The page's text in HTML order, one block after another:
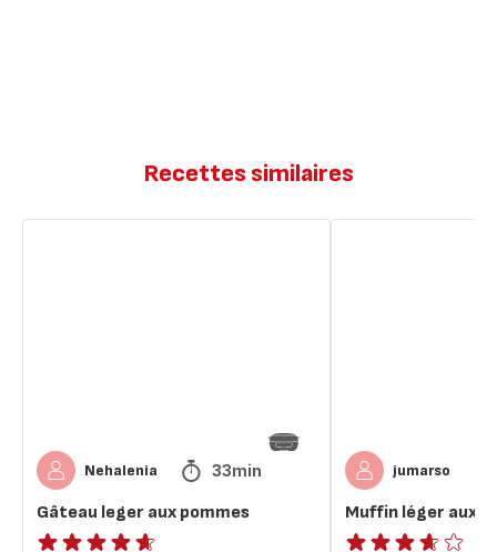
Recettes similaires
Nehalenia 33min
Gâteau leger aux pommes
jumarso
Muffin léger aux